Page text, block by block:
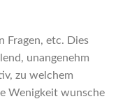
Fragen, etc. Dies
unangenehm
zu welchem
Wenigkeit wunsche